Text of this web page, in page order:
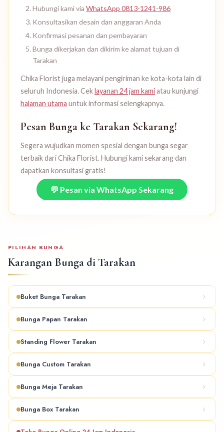
Hubungi kami via WhatsApp 0813-1241-986
Konsultasikan desain dan anggaran Anda
Konfirmasi pesanan dan pembayaran
Bunga dikerjakan dan dikirim ke alamat tujuan di
Tarakan
Chika Florist juga melayani pengiriman ke kota-kota lain di
seluruh Indonesia. Ceklayanan 24 jam kamiatau kunjungi
halaman utama untuk informasi selengkapnya.
Pesan Bunga ke Tarakan Sekarang!
Segera wujudkan momen spesial dengan bunga segar
terbaik dari Chika Florist. Hubungi kami sekarang dan
dapatkan konsultasi gratis!
💬 Pesan via WhatsApp Sekarang
PILIHAN BUNGA
Karangan Bunga di Tarakan
Buket Bunga Tarakan
Bunga Papan Tarakan
Standing Flower Tarakan
Bunga Custom Tarakan
Bunga Meja Tarakan
Bunga Box Tarakan